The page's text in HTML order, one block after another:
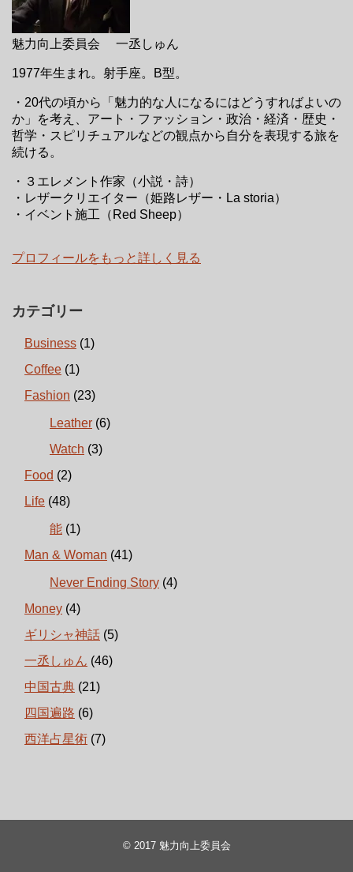
魅力向上委員会 一丞しゅん
1977年生まれ。射手座。B型。
・20代の頃から「魅力的な人になるにはどうすればよいの
か」を考え、アート・ファッション・政治・経済・歴史・
哲学・スピリチュアルなどの観点から自分を表現する旅を
続ける。
・３エレメント作家（小説・詩）
・レザークリエイター（姫路レザー・La storia）
・イベント施工（Red Sheep）
プロフィールをもっと詳しく見る
カテゴリー
Business (1)
Coffee (1)
Fashion (23)
Leather (6)
Watch (3)
Food (2)
Life (48)
能 (1)
Man & Woman (41)
Never Ending Story (4)
Money (4)
ギリシャ神話 (5)
一丞しゅん (46)
中国古典 (21)
四国遍路 (6)
西洋占星術 (7)
© 2017 魅力向上委員会